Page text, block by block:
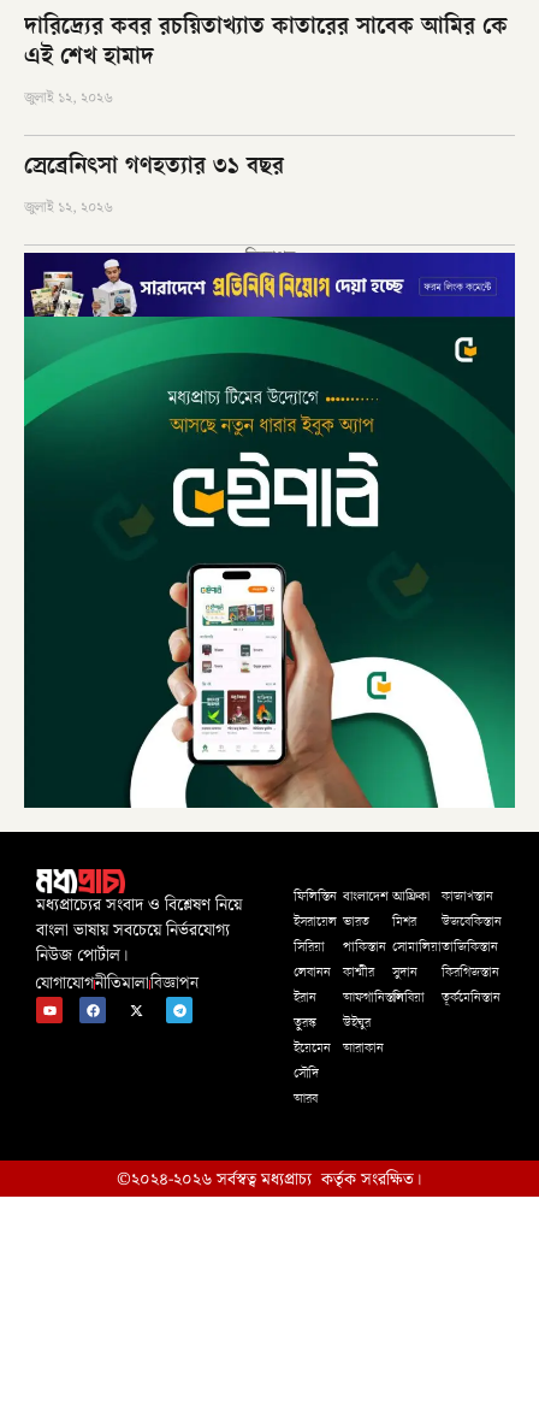
দারিদ্র্যের কবর রচয়িতাখ্যাত কাতারের সাবেক আমির কে
এই শেখ হামাদ
জুলাই ১২, ২০২৬
স্রেব্রেনিৎসা গণহত্যার ৩১ বছর
জুলাই ১২, ২০২৬
বিজ্ঞাপন
মধ্যপ্রাচ্যের সংবাদ ও বিশ্লেষণ নিয়ে
বাংলা ভাষায় সবচেয়ে নির্ভরযোগ্য
নিউজ পোর্টাল।
যোগাযোগনীতিমালাবিজ্ঞাপন
ফিলিস্তিন
ইসরায়েল
সিরিয়া
লেবানন
ইরান
তুরস্ক
ইয়েমেন
সৌদি
আরব
বাংলাদেশ
ভারত
পাকিস্তান
কাশ্মীর
আফগানিস্তান
উইঘুর
আরাকান
আফ্রিকা
মিশর
সোমালিয়া
সুদান
লিবিয়া
কাজাখস্তান
উজবেকিস্তান
তাজিকিস্তান
কিরগিজস্তান
তূর্কমেনিস্তান
©২০২৪-২০২৬ সর্বস্বত্ব মধ্যপ্রাচ্য কর্তৃক সংরক্ষিত।